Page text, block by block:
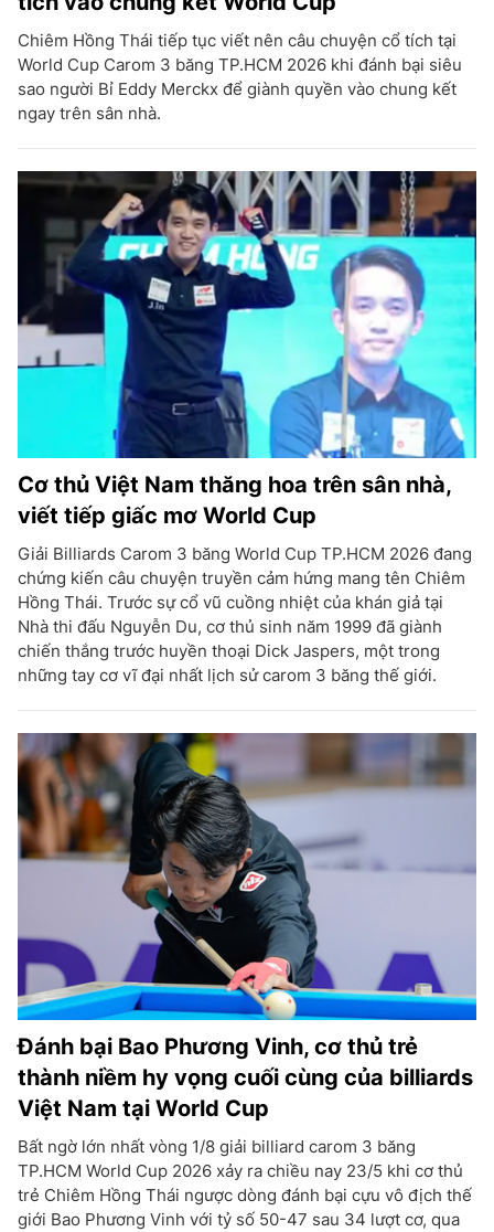
Chiêm Hồng Thái tiếp tục viết nên câu chuyện cổ tích tại
World Cup Carom 3 băng TP.HCM 2026 khi đánh bại siêu
sao người Bỉ Eddy Merckx để giành quyền vào chung kết
ngay trên sân nhà.
Cơ thủ Việt Nam thăng hoa trên sân nhà,
viết tiếp giấc mơ World Cup
Giải Billiards Carom 3 băng World Cup TP.HCM 2026 đang
chứng kiến câu chuyện truyền cảm hứng mang tên Chiêm
Hồng Thái. Trước sự cổ vũ cuồng nhiệt của khán giả tại
Nhà thi đấu Nguyễn Du, cơ thủ sinh năm 1999 đã giành
chiến thắng trước huyền thoại Dick Jaspers, một trong
những tay cơ vĩ đại nhất lịch sử carom 3 băng thế giới.
Đánh bại Bao Phương Vinh, cơ thủ trẻ
thành niềm hy vọng cuối cùng của billiards
Việt Nam tại World Cup
Bất ngờ lớn nhất vòng 1/8 giải billiard carom 3 băng
TP.HCM World Cup 2026 xảy ra chiều nay 23/5 khi cơ thủ
trẻ Chiêm Hồng Thái ngược dòng đánh bại cựu vô địch thế
giới Bao Phương Vinh với tỷ số 50-47 sau 34 lượt cơ, qua